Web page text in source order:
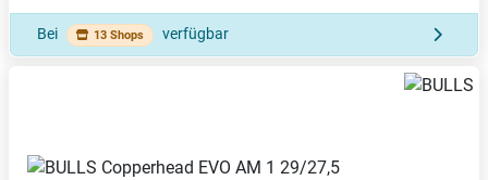
Bei 13 Shops verfügbar